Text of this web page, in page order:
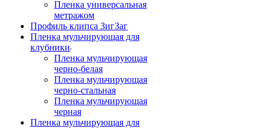
Пленка универсальная
метражом
Профиль клипса ЗигЗаг
Пленка мульчирующая для
клубники
Пленка мульчирующая
черно-белая
Пленка мульчирующая
черно-стальная
Пленка мульчирующая
черная
Пленка мульчирующая для